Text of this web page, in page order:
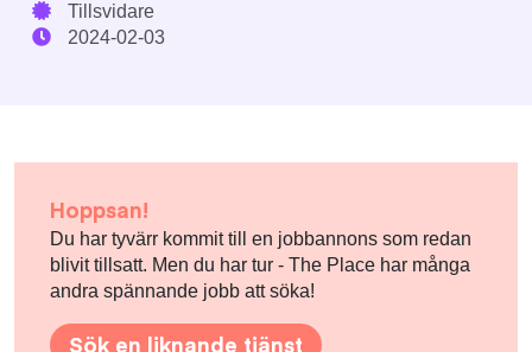
Tillsvidare
2024-02-03
Hoppsan!
Du har tyvärr kommit till en jobbannons som redan
blivit tillsatt. Men du har tur - The Place har många
andra spännande jobb att söka!
Sök en liknande tjänst